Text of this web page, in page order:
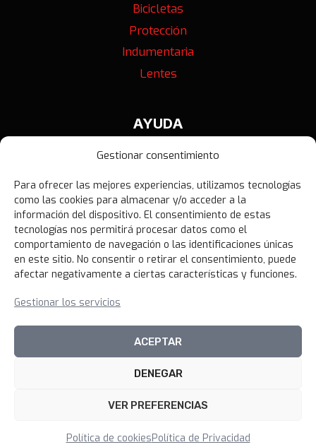
Gestionar consentimiento
Para ofrecer las mejores experiencias, utilizamos tecnologías
como las cookies para almacenar y/o acceder a la
información del dispositivo. El consentimiento de estas
tecnologías nos permitirá procesar datos como el
comportamiento de navegación o las identificaciones únicas
en este sitio. No consentir o retirar el consentimiento, puede
afectar negativamente a ciertas características y funciones.
Gestionar los servicios
ACEPTAR
DENEGAR
VER PREFERENCIAS
Política de cookiesPolítica de Privacidad
Bicicletas
Protección
Indumentaria
Lentes
AYUDA
Contáctanos
Política de Privacidad
Política de Devoluciones
Libro de Reclamaciones
© 2026 100xciento Perú